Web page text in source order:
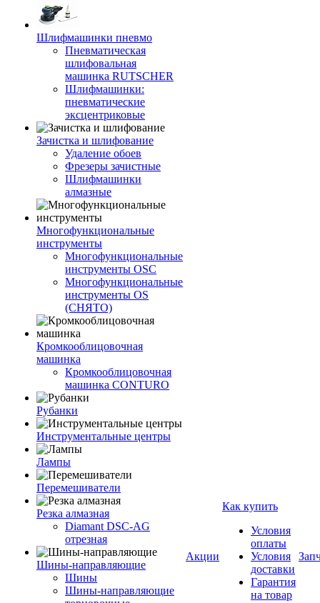
Шлифмашинки пневмо
Пневматическая
шлифовальная
машинка RUTSCHER
Шлифмашинки:
пневматические
эксцентриковые
Зачистка и шлифование
Удаление обоев
Фрезеры зачистные
Шлифмашинки
алмазные
Многофункциональные
инструменты
Многофункциональные
инструменты OSC
Многофункциональные
инструменты OS
(СНЯТО)
Кромкооблицовочная
машинка
Кромкооблицовочная
машинка CONTURO
Рубанки
Инструментальные центры
Лампы
Перемешиватели
Резка алмазная
Diamant DSC-AG
отрезная
Шины-направляющие
Шины
Шины-направляющие
Акции
Как купить
Условия
оплаты
Условия
доставки
Гарантия
на товар